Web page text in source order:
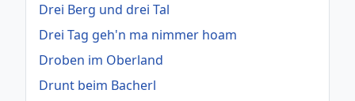
Drei Berg und drei Tal
Drei Tag geh'n ma nimmer hoam
Droben im Oberland
Drunt beim Bacherl